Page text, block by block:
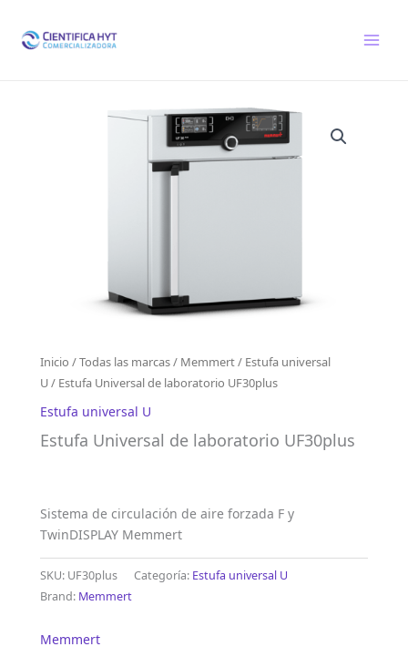
contenido
Inicio /Todas las marcas/ Memmert/ Estufa universal
U/ Estufa Universal de laboratorio UF30plus
Estufa universal U
Estufa Universal de laboratorio UF30plus
Sistema de circulación de aire forzada F y
TwinDISPLAY Memmert
SKU: UF30plus Categoría: Estufa universal U
Brand: Memmert
Memmert